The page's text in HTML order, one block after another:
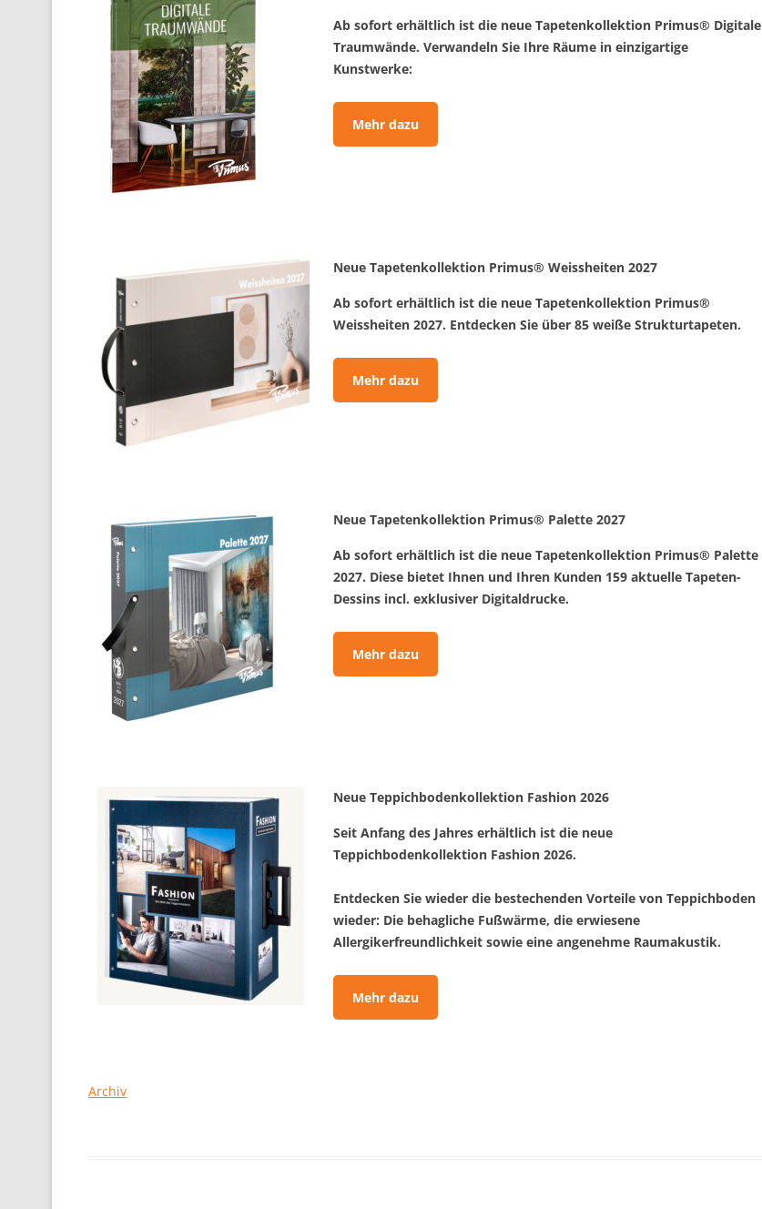
Ab sofort erhältlich ist die neue Tapetenkollektion Primus® Digitale
Traumwände. Verwandeln Sie Ihre Räume in einzigartige
Kunstwerke:
Mehr dazu
Neue Tapetenkollektion Primus® Weissheiten 2027
Ab sofort erhältlich ist die neue Tapetenkollektion Primus®
Weissheiten 2027. Entdecken Sie über 85 weiße Strukturtapeten.
Mehr dazu
Neue Tapetenkollektion Primus® Palette 2027
Ab sofort erhältlich ist die neue Tapetenkollektion Primus® Palette
2027. Diese bietet Ihnen und Ihren Kunden 159 aktuelle Tapeten-
Dessins incl. exklusiver Digitaldrucke.
Mehr dazu
Neue Teppichbodenkollektion Fashion 2026
Seit Anfang des Jahres erhältlich ist die neue
Teppichbodenkollektion Fashion 2026.
Entdecken Sie wieder die bestechenden Vorteile von Teppichboden
wieder: Die behagliche Fußwärme, die erwiesene
Allergikerfreundlichkeit sowie eine angenehme Raumakustik.
Mehr dazu
Archiv